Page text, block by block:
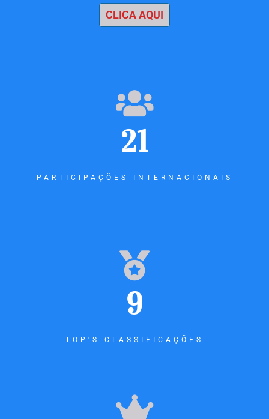
CLICA AQUI
21
PARTICIPAÇÕES INTERNACIONAIS
9
TOP'S CLASSIFICAÇÕES